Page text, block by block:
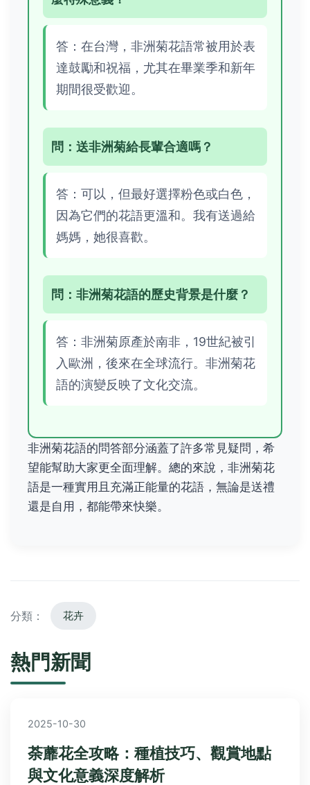
答：在台灣，非洲菊花語常被用於表
達鼓勵和祝福，尤其在畢業季和新年
期間很受歡迎。
問：送非洲菊給長輩合適嗎？
答：可以，但最好選擇粉色或白色，
因為它們的花語更溫和。我有送過給
媽媽，她很喜歡。
問：非洲菊花語的歷史背景是什麼？
答：非洲菊原產於南非，19世紀被引
入歐洲，後來在全球流行。非洲菊花
語的演變反映了文化交流。
非洲菊花語的問答部分涵蓋了許多常見疑問，希
望能幫助大家更全面理解。總的來說，非洲菊花
語是一種實用且充滿正能量的花語，無論是送禮
還是自用，都能帶來快樂。
分類： 花卉
熱門新聞
2025-10-30
荼蘼花全攻略：種植技巧、觀賞地點
與文化意義深度解析